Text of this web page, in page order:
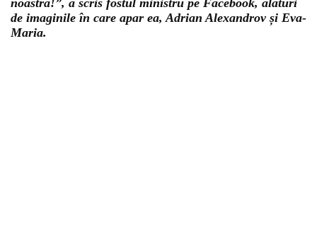
noastră!”, a scris fostul ministru pe Facebook, alături
de imaginile în care apar ea, Adrian Alexandrov și Eva-
Maria.